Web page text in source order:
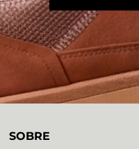
SOBRE